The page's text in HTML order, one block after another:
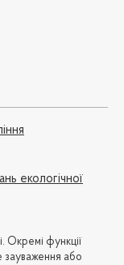
екологічної
Окремі функції
зауваження або